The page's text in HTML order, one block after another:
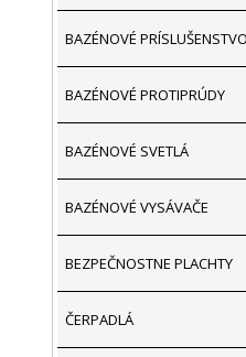
BAZÉNOVÉ PRÍSLUŠENSTVO
BAZÉNOVÉ PROTIPRÚDY
BAZÉNOVÉ SVETLÁ
BAZÉNOVÉ VYSÁVAČE
BEZPEČNOSTNE PLACHTY
ČERPADLÁ